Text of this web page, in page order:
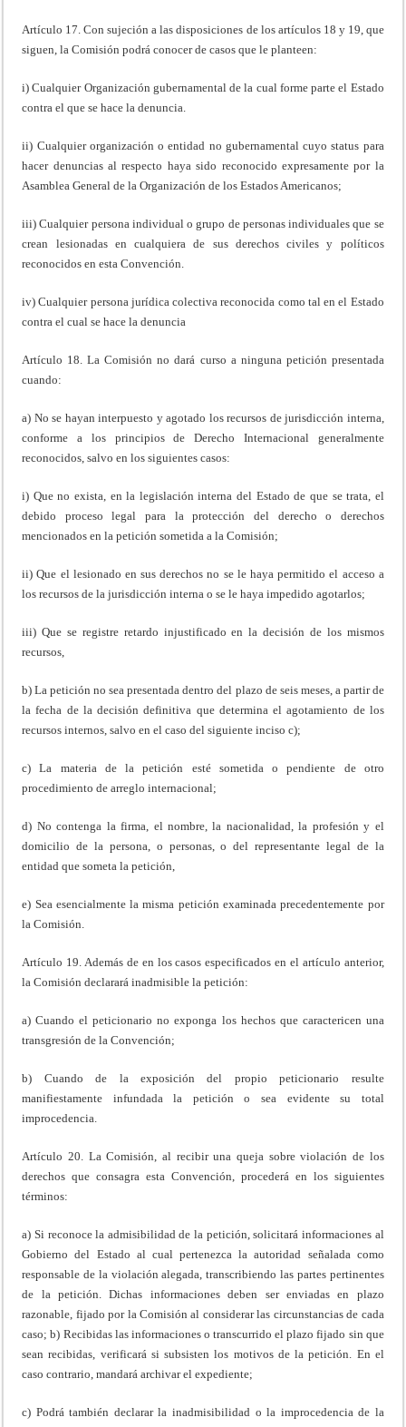
Artículo 17. Con sujeción a las disposiciones de los artículos 18 y 19, que
siguen, la Comisión podrá conocer de casos que le planteen:
i) Cualquier Organización gubernamental de la cual forme parte el Estado
contra el que se hace la denuncia.
ii) Cualquier organización o entidad no gubernamental cuyo status para
hacer denuncias al respecto haya sido reconocido expresamente por la
Asamblea General de la Organización de los Estados Americanos;
iii) Cualquier persona individual o grupo de personas individuales que se
crean lesionadas en cualquiera de sus derechos civiles y políticos
reconocidos en esta Convención.
iv) Cualquier persona jurídica colectiva reconocida como tal en el Estado
contra el cual se hace la denuncia
Artículo 18. La Comisión no dará curso a ninguna petición presentada
cuando:
a) No se hayan interpuesto y agotado los recursos de jurisdicción interna,
conforme a los principios de Derecho Internacional generalmente
reconocidos, salvo en los siguientes casos:
i) Que no exista, en la legislación interna del Estado de que se trata, el
debido proceso legal para la protección del derecho o derechos
mencionados en la petición sometida a la Comisión;
ii) Que el lesionado en sus derechos no se le haya permitido el acceso a
los recursos de la jurisdicción interna o se le haya impedido agotarlos;
iii) Que se registre retardo injustificado en la decisión de los mismos
recursos,
b) La petición no sea presentada dentro del plazo de seis meses, a partir de
la fecha de la decisión definitiva que determina el agotamiento de los
recursos internos, salvo en el caso del siguiente inciso c);
c) La materia de la petición esté sometida o pendiente de otro
procedimiento de arreglo internacional;
d) No contenga la firma, el nombre, la nacionalidad, la profesión y el
domicilio de la persona, o personas, o del representante legal de la
entidad que someta la petición,
e) Sea esencialmente la misma petición examinada precedentemente por
la Comisión.
Artículo 19. Además de en los casos especificados en el artículo anterior,
la Comisión declarará inadmisible la petición:
a) Cuando el peticionario no exponga los hechos que caractericen una
transgresión de la Convención;
b) Cuando de la exposición del propio peticionario resulte
manifiestamente infundada la petición o sea evidente su total
improcedencia.
Artículo 20. La Comisión, al recibir una queja sobre violación de los
derechos que consagra esta Convención, procederá en los siguientes
términos:
a) Si reconoce la admisibilidad de la petición, solicitará informaciones al
Gobierno del Estado al cual pertenezca la autoridad señalada como
responsable de la violación alegada, transcribiendo las partes pertinentes
de la petición. Dichas informaciones deben ser enviadas en plazo
razonable, fijado por la Comisión al considerar las circunstancias de cada
caso; b) Recibidas las informaciones o transcurrido el plazo fijado sin que
sean recibidas, verificará si subsisten los motivos de la petición. En el
caso contrario, mandará archivar el expediente;
c) Podrá también declarar la inadmisibilidad o la improcedencia de la